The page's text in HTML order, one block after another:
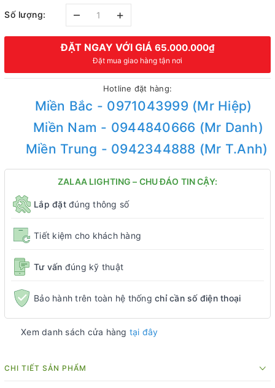
Số lượng: – +
ĐẶT NGAY VỚI GIÁ 65.000.000₫
Đặt mua giao hàng tận nơi
Hotline đặt hàng:
Miền Bắc - 0971043999 (Mr Hiệp)
Miền Nam - 0944840666 (Mr Danh)
Miền Trung - 0942344888 (Mr T.Anh)
ZALAA LIGHTING – CHU ĐÁO TIN CẬY:
Lắp đặtđúng thông số
Tiết kiệm cho khách hàng
Tư vấn đúng kỹ thuật
Bảo hành trên toàn hệ thống chỉ cần số điện thoại
Xem danh sách cửa hàng tại đây
CHI TIẾT SẢN PHẨM